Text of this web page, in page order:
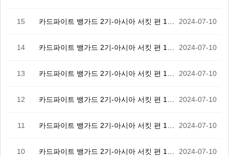
15 2024-07-10
14 2024-07-10
13 2024-07-10
12 2024-07-10
11 2024-07-10
10 2024-07-10